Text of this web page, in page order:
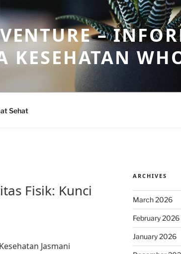
–
KESEHATAN
Sehat
Fisik: Kunci
Jasmani
ARCHIVES
March 2026
February 2026
January 2026